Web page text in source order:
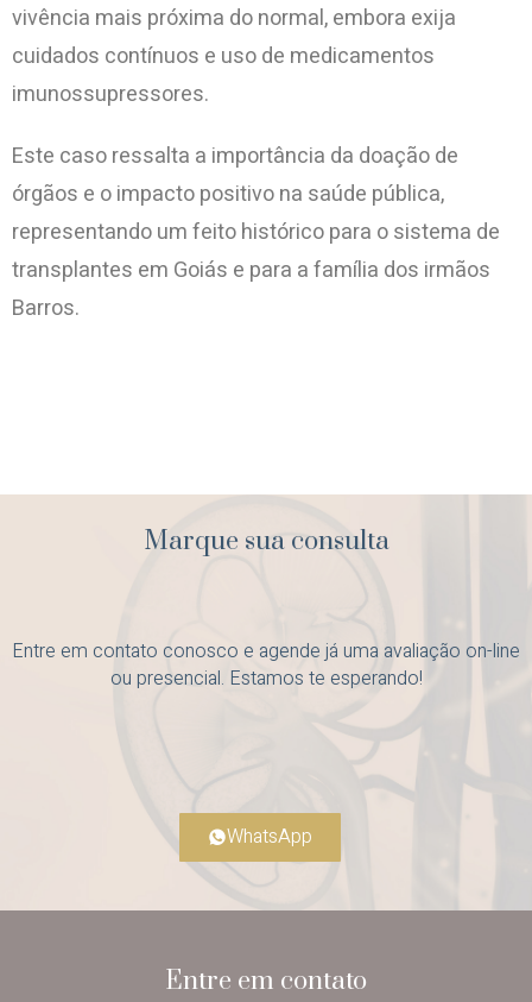
vivência mais próxima do normal, embora exija
cuidados contínuos e uso de medicamentos
imunossupressores.
Este caso ressalta a importância da doação de
órgãos e o impacto positivo na saúde pública,
representando um feito histórico para o sistema de
transplantes em Goiás e para a família dos irmãos
Barros.
Marque sua consulta
Entre em contato conosco e agende já uma avaliação on-line
ou presencial. Estamos te esperando!
WhatsApp
Entre em contato